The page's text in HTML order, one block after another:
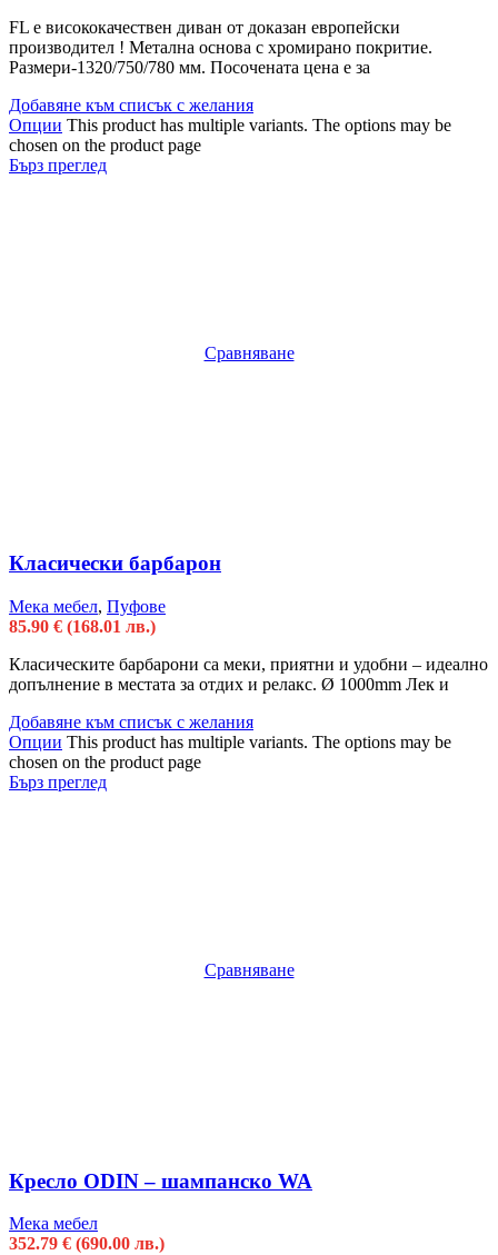
FL e висококачествен диван от доказан европейски
производител ! Метална основа с хромирано покритие.
Размери-1320/750/780 мм. Посочената цена е за
Добавяне към списък с желания
Опции This product has multiple variants. The options may be
chosen on the product page
Бърз преглед
Сравняване
Класически барбарон
Мека мебел, Пуфове
85.90 € (168.01 лв.)
Класическите барбарони са меки, приятни и удобни – идеално
допълнение в местата за отдих и релакс. Ø 1000mm Лек и
Добавяне към списък с желания
Опции This product has multiple variants. The options may be
chosen on the product page
Бърз преглед
Сравняване
Кресло ODIN – шампанско WA
Мека мебел
352.79 € (690.00 лв.)